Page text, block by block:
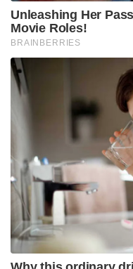
Unleashing Her
Movie Roles!
BRAINBERRIES